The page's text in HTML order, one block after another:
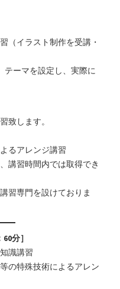
（イラスト制作を受講・
テーマを設定し、実際に
致します。
るアレンジ講習
講習時間内では取得でき
習専門を設けておりま
分］
識講習
特殊技術によるアレン